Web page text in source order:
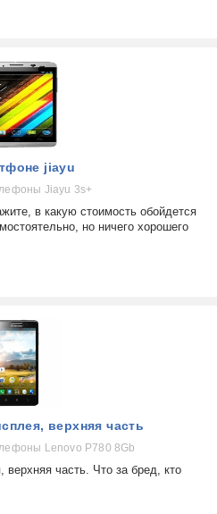
jiayu
Jiayu 3s+
в какую стоимость обойдется
но ничего хорошего
верхняя часть
Lenovo P780 8Gb
верхняя часть. Что за бред, кто